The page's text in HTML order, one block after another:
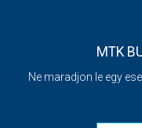
MTK
Ne maradjon le egy